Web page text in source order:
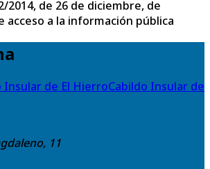
2014, de 26 de diciembre, de
acceso a la información pública
Cabildo Insular de
11